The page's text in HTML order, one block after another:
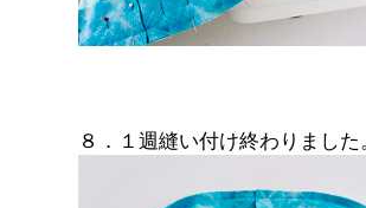
８．１週縫い付け終わりました